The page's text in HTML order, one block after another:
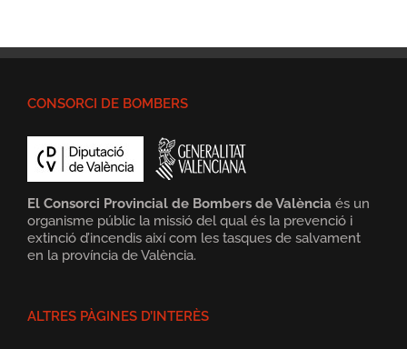
CONSORCI DE BOMBERS
El Consorci Provincial de Bombers de València és un
organisme públic la missió del qual és la prevenció i
extinció d’incendis així com les tasques de salvament
en la província de València.
ALTRES PÀGINES D’INTERÈS